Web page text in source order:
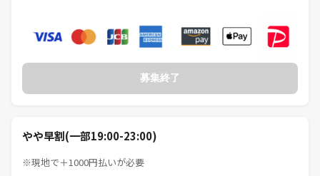
募集終了
やや早割(一部19:00-23:00)
※現地で＋1000円払いが必要